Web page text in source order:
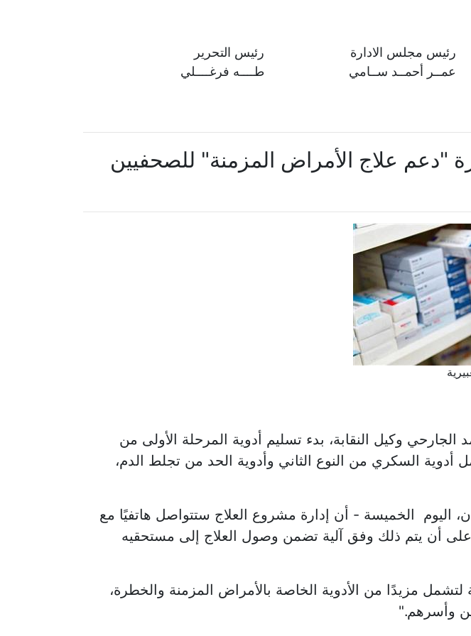
رئيس مجلس الادارة
عمــر أحمــد ســامي
رئيس التحرير
طــــه فرغــــلي
"دعم علاج الأمراض المزمنة" للصحفيين
الجارحي وكيل النقابة، بدء تسليم أدوية المرحلة الأولى من
السكري من النوع الثاني وأدوية الحد من تجلط الدم،
اليوم الخميسة - أن إدارة مشروع العلاج ستتواصل هاتفيًا مع
أن يتم ذلك وفق آلية تضمن وصول العلاج إلى مستحقيه
مزيدًا من الأدوية الخاصة بالأمراض المزمنة والخطرة،
وأسرهم."